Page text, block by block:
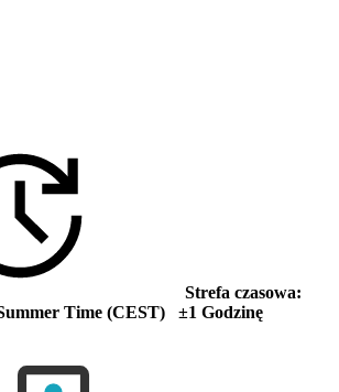
Strefa czasowa:
Time (CEST) ±1 Godzinę